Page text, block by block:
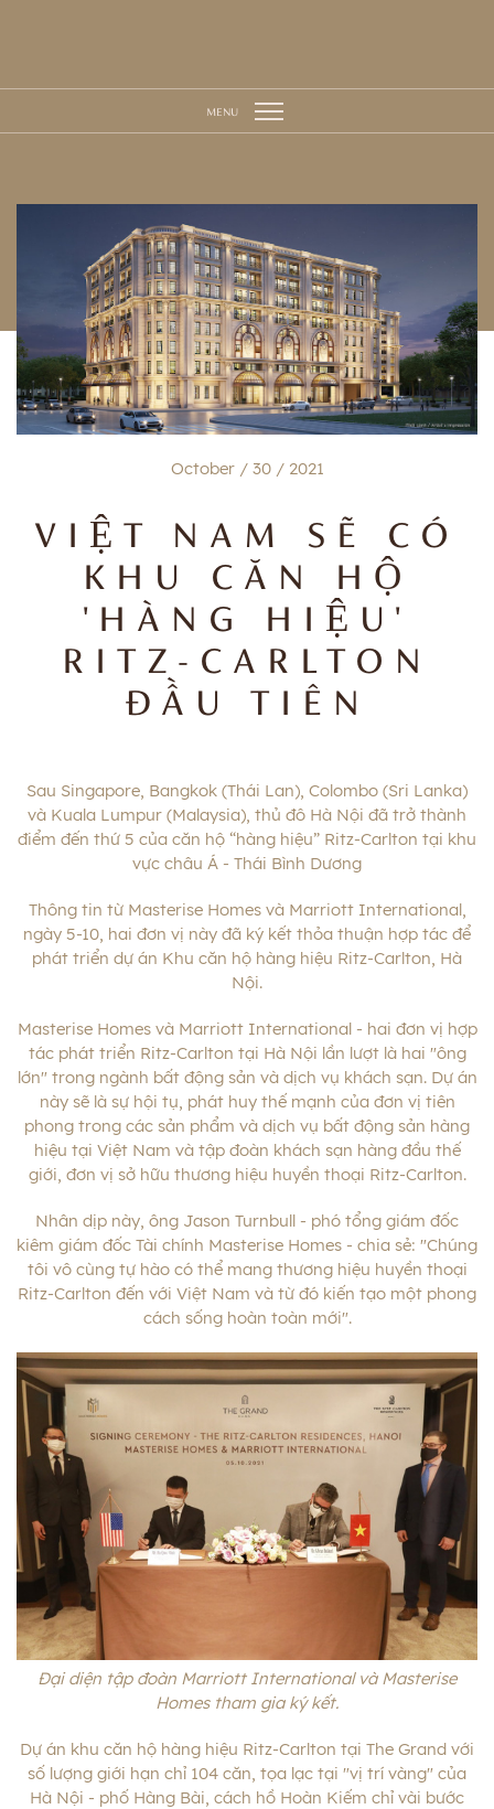
MENU
October / 30 / 2021
VIỆT NAM SẼ CÓ
KHU CĂN HỘ
'HÀNG HIỆU'
RITZ-CARLTON
ĐẦU TIÊN
Sau Singapore, Bangkok (Thái Lan), Colombo (Sri Lanka)
và Kuala Lumpur (Malaysia), thủ đô Hà Nội đã trở thành
điểm đến thứ 5 của căn hộ “hàng hiệu” Ritz-Carlton tại khu
vực châu Á - Thái Bình Dương
Thông tin từ Masterise Homes và Marriott International,
ngày 5-10, hai đơn vị này đã ký kết thỏa thuận hợp tác để
phát triển dự án Khu căn hộ hàng hiệu Ritz-Carlton, Hà
Nội.
Masterise Homes và Marriott International - hai đơn vị hợp
tác phát triển Ritz-Carlton tại Hà Nội lần lượt là hai "ông
lớn" trong ngành bất động sản và dịch vụ khách sạn. Dự án
này sẽ là sự hội tụ, phát huy thế mạnh của đơn vị tiên
phong trong các sản phẩm và dịch vụ bất động sản hàng
hiệu tại Việt Nam và tập đoàn khách sạn hàng đầu thế
giới, đơn vị sở hữu thương hiệu huyền thoại Ritz-Carlton.
Nhân dịp này, ông Jason Turnbull - phó tổng giám đốc
kiêm giám đốc Tài chính Masterise Homes - chia sẻ: "Chúng
tôi vô cùng tự hào có thể mang thương hiệu huyền thoại
Ritz-Carlton đến với Việt Nam và từ đó kiến tạo một phong
cách sống hoàn toàn mới".
Đại diện tập đoàn Marriott International và Masterise
Homes tham gia ký kết.
Dự án khu căn hộ hàng hiệu Ritz-Carlton tại The Grand với
số lượng giới hạn chỉ 104 căn, tọa lạc tại "vị trí vàng" của
Hà Nội - phố Hàng Bài, cách hồ Hoàn Kiếm chỉ vài bước